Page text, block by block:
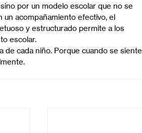
por un modelo escolar que no se
un acompañamiento efectivo, el
y estructurado permite a los
escolar.
de cada niño. Porque cuando se siente